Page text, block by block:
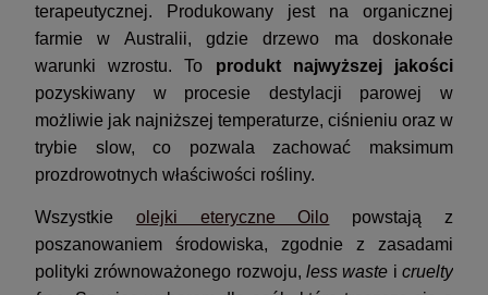
terapeutycznej. Produkowany jest na organicznej
farmie w Australii, gdzie drzewo ma doskonałe
warunki wzrostu. To produkt najwyższej jakości
pozyskiwany w procesie destylacji parowej w
możliwie jak najniższej temperaturze, ciśnieniu oraz w
trybie slow, co pozwala zachować maksimum
prozdrowotnych właściwości rośliny.
Wszystkie olejki eteryczne Oilo powstają z
poszanowaniem środowiska, zgodnie z zasadami
polityki zrównoważonego rozwoju, less waste icruelty